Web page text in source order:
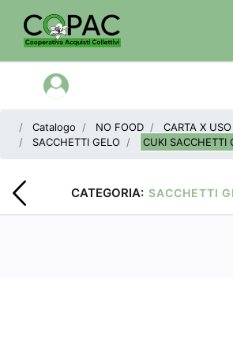
Open menu
Catalogo NO FOOD
CARTA X
SACCHETTI GELO
CUKI SACCHETTI
CATEGORIA: SACCHETTI